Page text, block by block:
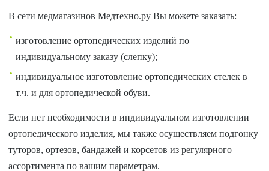
В сети медмагазинов Медтехно.ру Вы можете заказать:
изготовление ортопедических изделий по
индивидуальному заказу (слепку);
индивидуальное изготовление ортопедических стелек в
т.ч. и для ортопедической обуви.
Если нет необходимости в индивидуальном изготовлении
ортопедического изделия, мы также осуществляем подгонку
туторов, ортезов, бандажей и корсетов из регулярного
ассортимента по вашим параметрам.